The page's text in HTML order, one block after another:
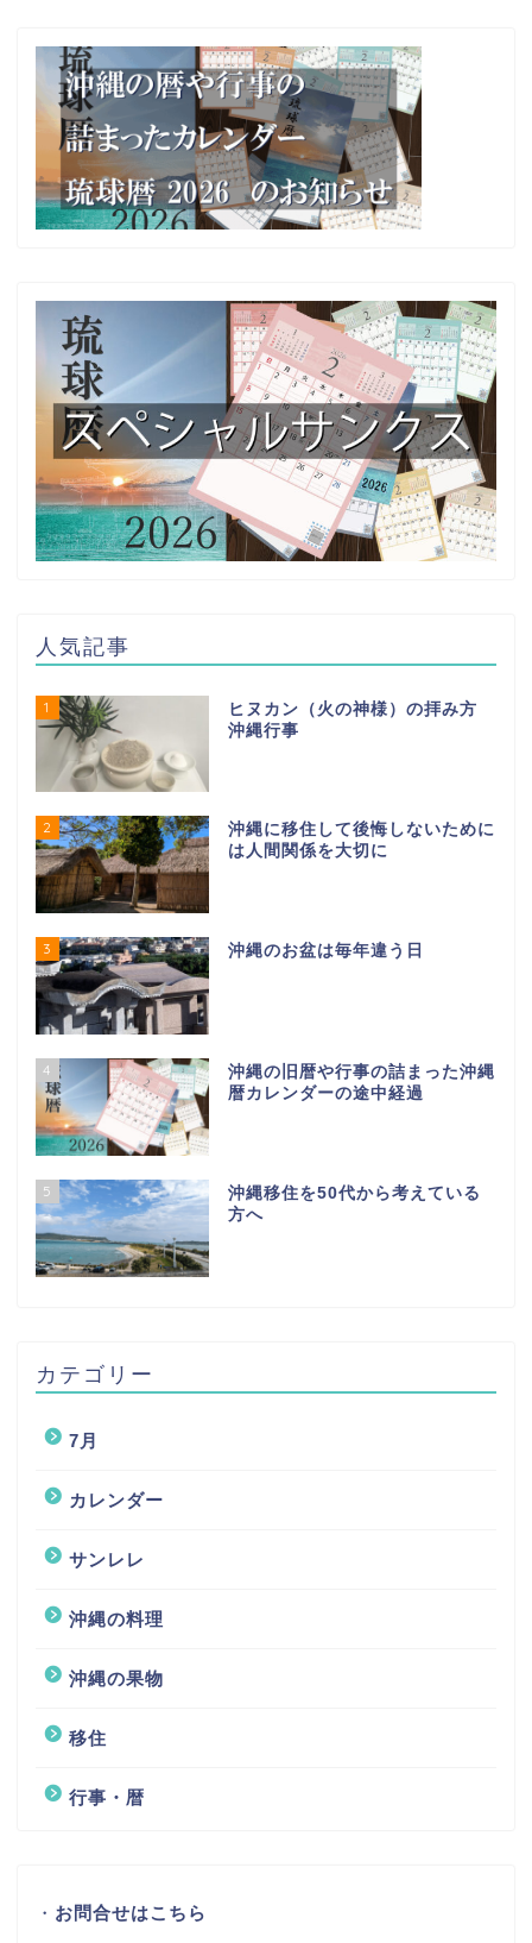
人気記事
1
ヒヌカン（火の神様）の拝み方
沖縄行事
2
沖縄に移住して後悔しないために
は人間関係を大切に
3 沖縄のお盆は毎年違う日
4
沖縄の旧暦や行事の詰まった沖縄
暦カレンダーの途中経過
5
沖縄移住を50代から考えている
方へ
カテゴリー
7月
カレンダー
サンレレ
沖縄の料理
沖縄の果物
移住
行事・暦
・ お問合せはこちら